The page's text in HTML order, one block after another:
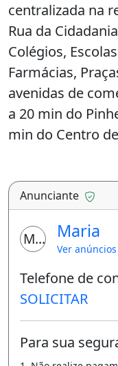
centralizada na
Rua da
Colégios,
Farmácias,
avenidas de
a 20 min do
min do Centro de
asfaltada,
frente com
quartos, sala,
casa dos fundos
individual pelo
sala, cozinha e
Anunciante
MM Maria
Ver anúncios
Telefone de
SOLICITAR
Para sua